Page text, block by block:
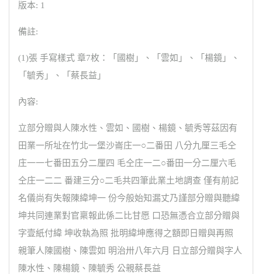
版本: 1
備註:
(1)張 手寫樣式 章7枚：「國樹」、「雲如」、「楊鏡」、
「毓秀」、「蔡長益」
內容:
立部分贈與人陳水性、雲如、國樹、楊鏡、毓秀等茲因有
田業一所址在竹北一堡沙崙庄一○二番田 八分九厘三毛仝
庄一一七番田五分二厘四 毛仝庄一二○番田一分二厘六毛
仝庄一二二 番建三分○二毛共四筆此業土地調查 僅有前記
名儀尚有失報陳緯坤一 份今般始知漏丈乃謹部分贈與聽緯
坤共同連業對官稟報此係二比甘愿 口恐無憑合立部分贈與
字壹紙付緯 坤收執為照 批明緯坤應得之額即日贈與再照
親筆人陳國樹、陳雲如 明治卅八年六月 日立部分贈與字人
陳水性、陳楊鏡、陳毓秀 公親蔡長益